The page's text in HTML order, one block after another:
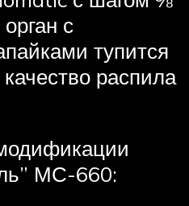
с
тупится
распила
МС-660: